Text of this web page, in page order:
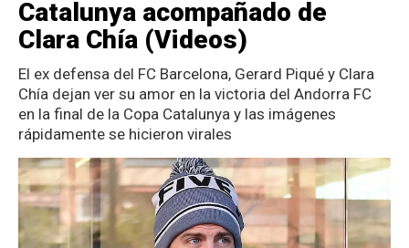
Catalunya acompañado de
Clara Chía (Videos)
El ex defensa del FC Barcelona, Gerard Piqué y Clara
Chía dejan ver su amor en la victoria del Andorra FC
en la final de la Copa Catalunya y las imágenes
rápidamente se hicieron virales